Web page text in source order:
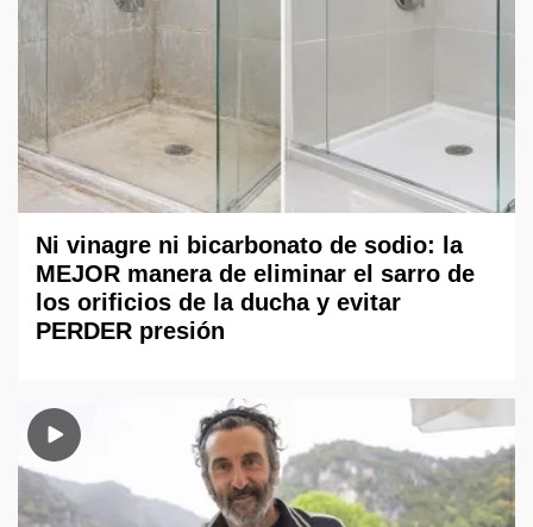
Ni vinagre ni bicarbonato de sodio: la
MEJOR manera de eliminar el sarro de
los orificios de la ducha y evitar
PERDER presión